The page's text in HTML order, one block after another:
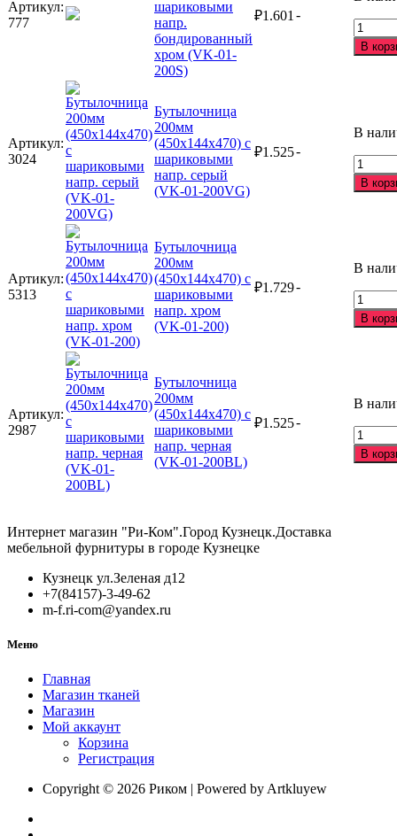
белый
(VK-
01-
Артикул:
777
шариковыми
напр.
бондированный
хром (VK-01-
200S)
₽1.601 -
товара
напр.
хром
(VK-
В
Артикул:
3024
Бутылочница
200мм
(450х144х470) с
шариковыми
напр. серый
(VK-01-200VG)
₽1.525-
В
товара
напр.
серый
(VK-
01-
В
Артикул:
5313
Бутылочница
200мм
(450х144х470) с
шариковыми
напр. хром
(VK-01-200)
₽1.729-
В
товара
напр.
хром
(VK-
01-
В
Артикул:
2987
Бутылочница
200мм
(450х144х470) с
шариковыми
напр. черная
(VK-01-200BL)
₽1.525-
В
товара
В
Интернет магазин "Ри-Ком".Город Кузнецк.Доставка
мебельной фурнитуры в городе Кузнецке
Кузнецк ул.Зеленая д12
+7(84157)-3-49-62
m-f.ri-com@yandex.ru
Меню
Главная
Магазин тканей
Магазин
Мой аккаунт
Корзина
Регистрация
Copyright © 2026 Риком | Powered by Artkluyew